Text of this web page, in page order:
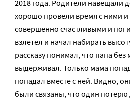
2018 года. Родители навещали
хорошо провели время с ними и
совершенно счастливыми и
взлетел и начал набирать
рассказу понимал, что папа
выдерживал. Только мама
попадал вместе с ней. Видно,
были связаны, что один потерю